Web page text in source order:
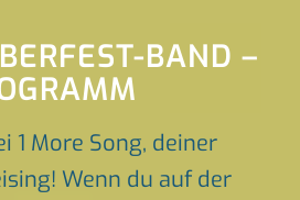
BAND –
1 More Song, deiner
Wenn du auf der